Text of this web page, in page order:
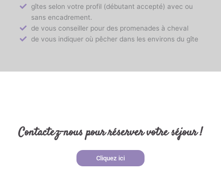
gîtes selon votre profil (débutant accepté) avec ou
sans encadrement.
de vous conseiller pour des promenades à cheval
de vous indiquer où pêcher dans les environs du gîte
Contactez-nous pour réserver votre séjour !
Cliquez ici